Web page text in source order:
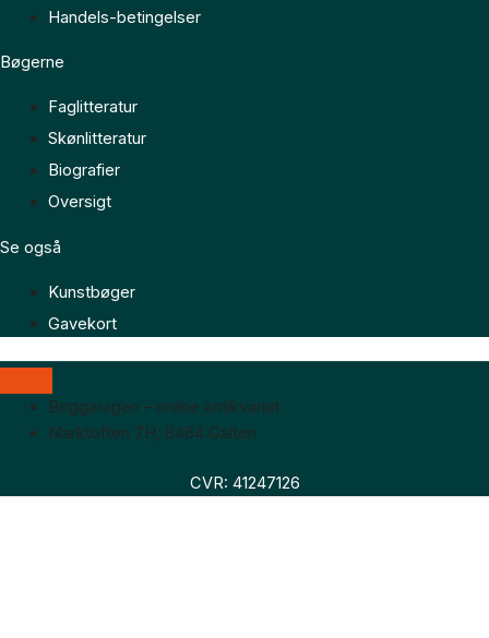
Handels-betingelser
Bøgerne
Faglitteratur
Skønlitteratur
Biografier
Oversigt
Se også
Kunstbøger
Gavekort
Boggaragen – online antikvariat
Marktoften 7H, 8464 Galten
CVR: 41247126